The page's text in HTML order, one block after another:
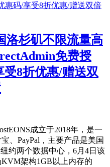
洛杉矶不限流量高
免费授
8折优惠/赠送双
成立于2018年，是一
、PayPal，主要产品是美国
约两个数据中心，6月4日该
架构1GB以上内存的